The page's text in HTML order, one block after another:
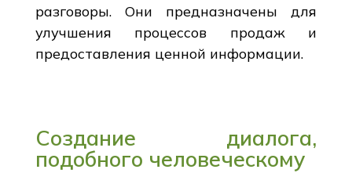
разговоры. Они предназначены для
улучшения процессов продаж и
предоставления ценной информации.
Создание диалога,
подобного человеческому